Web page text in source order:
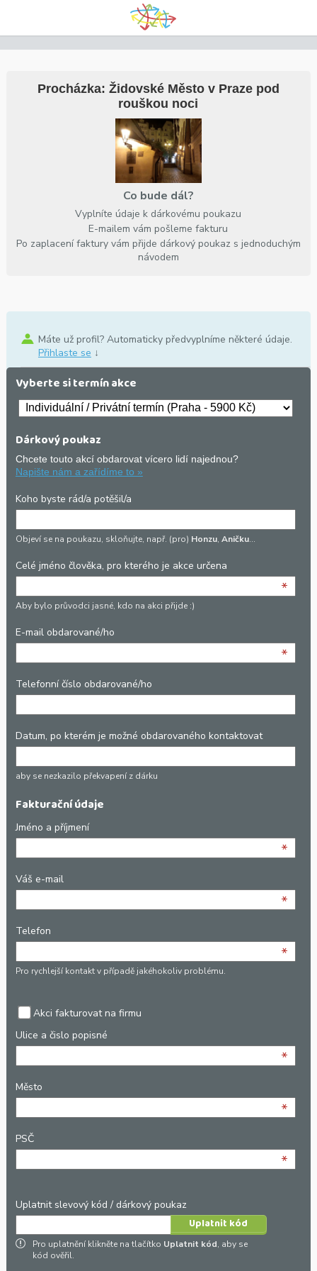
Procházka: Židovské Město v Praze pod
rouškou noci
Co bude dál?
Vyplníte údaje k dárkovému poukazu
E-mailem vám pošleme fakturu
Po zaplacení faktury vám přijde dárkový poukaz s jednoduchým
návodem
Máte už profil? Automaticky předvyplníme některé údaje.
Přihlaste se ↓
Vyberte si termín akce
Dárkový poukaz
Chcete touto akcí obdarovat vícero lidí najednou?
Napište nám a zařídíme to »
Koho byste rád/a potěšil/a
Objeví se na poukazu, skloňujte, např. (pro) Honzu, Aničku…
Celé jméno člověka, pro kterého je akce určena
*
Aby bylo průvodci jasné, kdo na akci přijde :)
E-mail obdarované/ho
*
Telefonní číslo obdarované/ho
Datum, po kterém je možné obdarovaného kontaktovat
aby se nezkazilo překvapení z dárku
Fakturační údaje
Jméno a příjmení
*
Váš e-mail
*
Telefon
*
Pro rychlejší kontakt v případě jakéhokoliv problému.
Akci fakturovat na firmu
Ulice a čislo popisné
*
Město
*
PSČ
*
Uplatnit slevový kód / dárkový poukaz
Pro uplatnění klikněte na tlačítko Uplatnit kód, aby se
kód ověřil.